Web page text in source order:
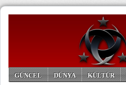
GÜNCEL DÜNYA KÜLTÜR